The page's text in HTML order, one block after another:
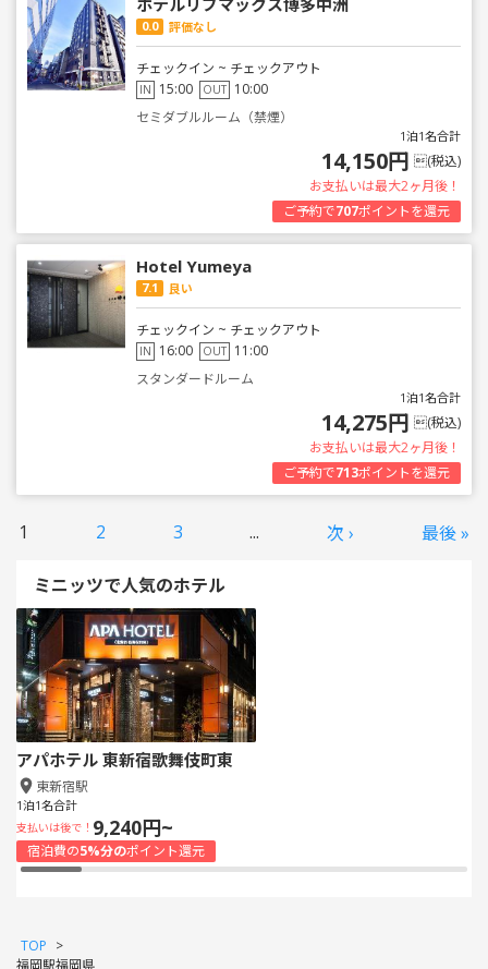
ホテルリブマックス博多中洲
0.0 評価なし
チェックイン ~ チェックアウト
IN 15:00 OUT 10:00
セミダブルルーム（禁煙）
1泊1名合計
14,150円 (税込)
お支払いは最大2ヶ月後！
ご予約で707ポイントを還元
Hotel Yumeya
7.1 良い
チェックイン ~ チェックアウト
IN 16:00 OUT 11:00
スタンダードルーム
1泊1名合計
14,275円 (税込)
お支払いは最大2ヶ月後！
ご予約で713ポイントを還元
1 2 3 ... 次 › 最後 »
ミニッツで人気のホテル
アパホテル 東新宿歌舞伎町東
東新宿駅
1泊1名合計
支払いは後で！ 9,240円~
宿泊費の5%分のポイント還元
TOP >